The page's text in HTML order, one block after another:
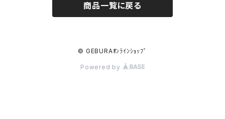
商品一覧に戻る
© GEBURAｵﾝﾗｲﾝｼｮｯﾌﾟ
Powered by